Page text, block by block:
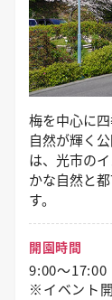
梅を中心に
自然が輝く
は、光市の
かな自然と
す。
開園時間
9:00～17:00
※イベント